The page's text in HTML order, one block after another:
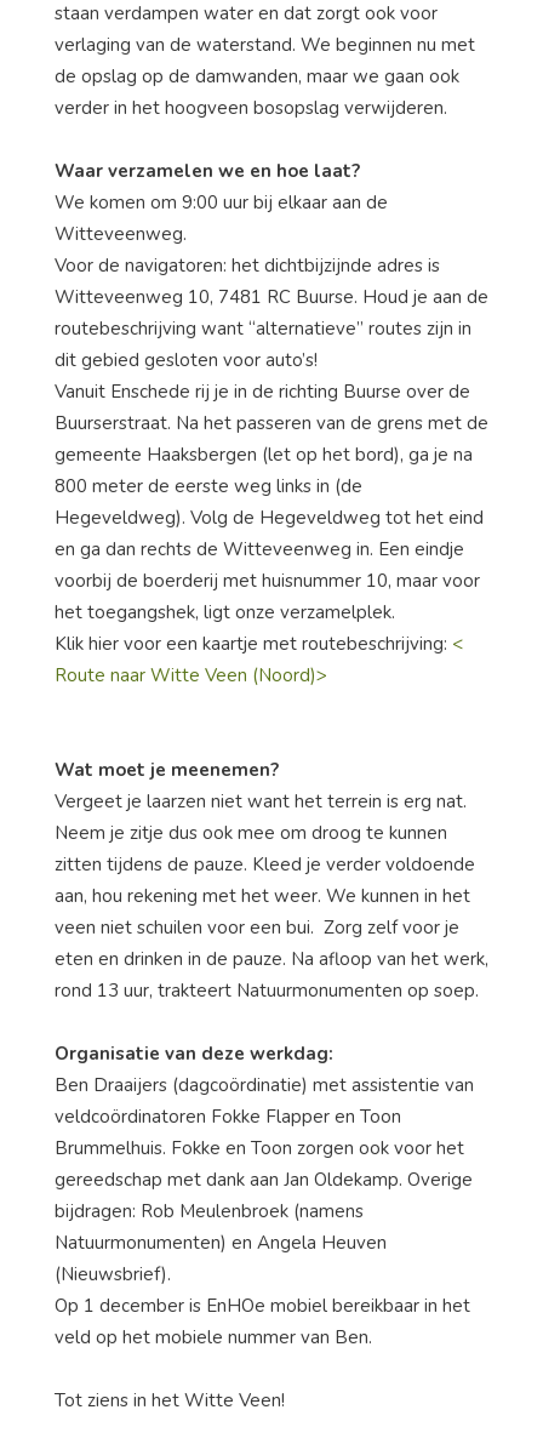
staan verdampen water en dat zorgt ook voor
verlaging van de waterstand. We beginnen nu met
de opslag op de damwanden, maar we gaan ook
verder in het hoogveen bosopslag verwijderen.
Waar verzamelen we en hoe laat?
We komen om 9:00 uur bij elkaar aan de
Witteveenweg.
Voor de navigatoren: het dichtbijzijnde adres is
Witteveenweg 10, 7481 RC Buurse. Houd je aan de
routebeschrijving want “alternatieve” routes zijn in
dit gebied gesloten voor auto’s!
Vanuit Enschede rij je in de richting Buurse over de
Buurserstraat. Na het passeren van de grens met de
gemeente Haaksbergen (let op het bord), ga je na
800 meter de eerste weg links in (de
Hegeveldweg). Volg de Hegeveldweg tot het eind
en ga dan rechts de Witteveenweg in. Een eindje
voorbij de boerderij met huisnummer 10, maar voor
het toegangshek, ligt onze verzamelplek.
Klik hier voor een kaartje met routebeschrijving: <
Route naar Witte Veen (Noord)>
Wat moet je meenemen?
Vergeet je laarzen niet want het terrein is erg nat.
Neem je zitje dus ook mee om droog te kunnen
zitten tijdens de pauze. Kleed je verder voldoende
aan, hou rekening met het weer. We kunnen in het
veen niet schuilen voor een bui. Zorg zelf voor je
eten en drinken in de pauze. Na afloop van het werk,
rond 13 uur, trakteert Natuurmonumenten op soep.
Organisatie van deze werkdag:
Ben Draaijers (dagcoördinatie) met assistentie van
veldcoördinatoren Fokke Flapper en Toon
Brummelhuis. Fokke en Toon zorgen ook voor het
gereedschap met dank aan Jan Oldekamp. Overige
bijdragen: Rob Meulenbroek (namens
Natuurmonumenten) en Angela Heuven
(Nieuwsbrief).
Op 1 december is EnHOe mobiel bereikbaar in het
veld op het mobiele nummer van Ben.
Tot ziens in het Witte Veen!